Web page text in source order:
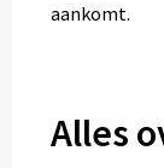
aankomt.
Alles